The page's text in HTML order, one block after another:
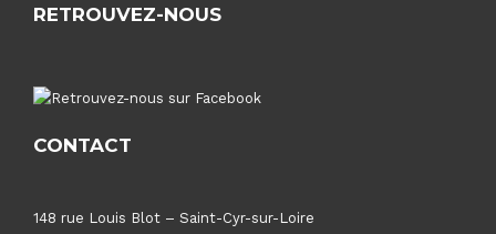
RETROUVEZ-NOUS
CONTACT
148 rue Louis Blot – Saint-Cyr-sur-Loire